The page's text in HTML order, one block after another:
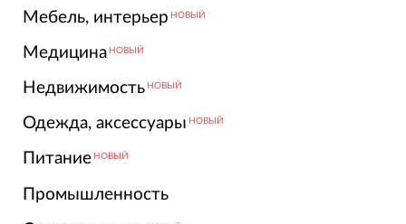
Мебель, интерьер НОВЫЙ
Медицина НОВЫЙ
Недвижимость НОВЫЙ
Одежда, аксессуары НОВЫЙ
Питание НОВЫЙ
Промышленность